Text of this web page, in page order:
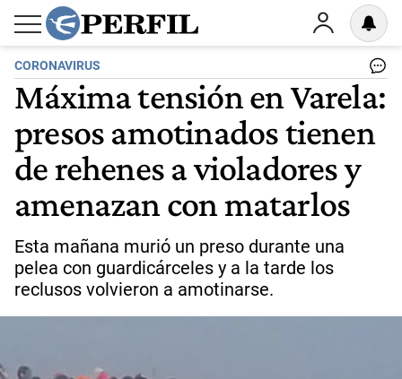
CORONAVIRUS
Máxima tensión en Varela:
presos amotinados tienen
de rehenes a violadores y
amenazan con matarlos
Esta mañana murió un preso durante una
pelea con guardicárceles y a la tarde los
reclusos volvieron a amotinarse.